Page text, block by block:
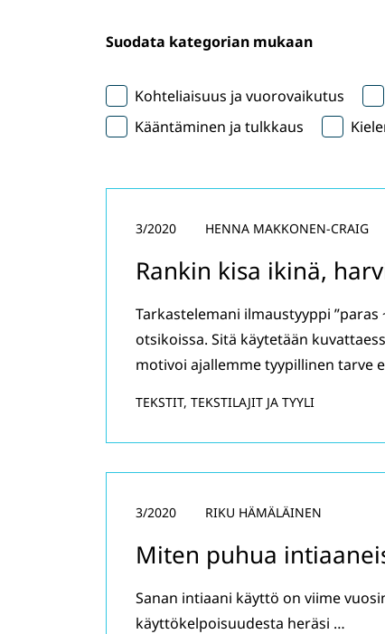
Suodata kategorian mukaan
Kohteliaisuus ja vuorovaikutus
Kääntäminen ja tulkkaus
Rankin kisa ikinä,
3/2020 HENNA MAKKONEN-CRAIG
Tarkastelemani ilmaustyyppi
otsikoissa. Sitä käytetään
motivoi ajallemme tyypillinen tarve
TEKSTIT, TEKSTILAJIT JA TYYLI
Miten puhua
3/2020 RIKU HÄMÄLÄINEN
Sanan intiaani käyttö on viime
käyttökelpoisuudesta heräsi …